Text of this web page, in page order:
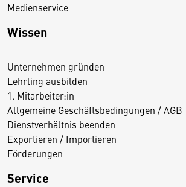
Medienservice
Wissen
Unternehmen gründen
Lehrling ausbilden
1. Mitarbeiter:in
Allgemeine Geschäftsbedingungen / AGB
Dienstverhältnis beenden
Exportieren / Importieren
Förderungen
Service